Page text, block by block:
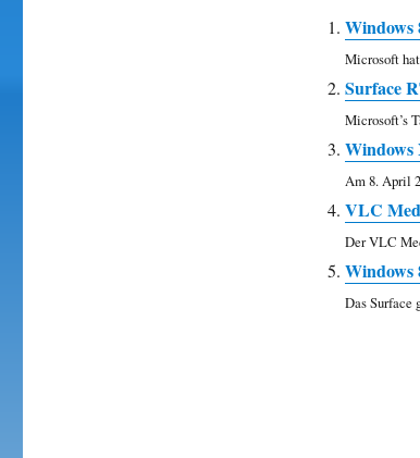
Windows
Microsoft
Surface
Microsoft’s
Windows
Am 8. April
VLC
Der VLC
Windows
Das Surface